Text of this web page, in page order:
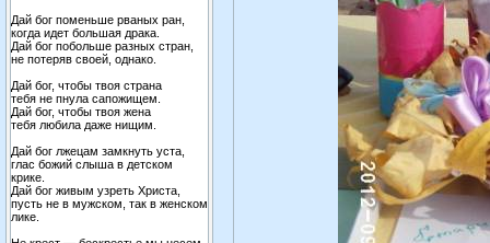
Дай бог поменьше рваных ран,
когда идет большая драка.
Дай бог побольше разных стран,
не потеряв своей, однако.
Дай бог, чтобы твоя страна
тебя не пнула сапожищем.
Дай бог, чтобы твоя жена
тебя любила даже нищим.
Дай бог лжецам замкнуть уста,
глас божий слыша в детском
крике.
Дай бог живым узреть Христа,
пусть не в мужском, так в женском
лике.